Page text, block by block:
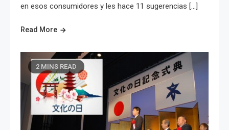
en esos consumidores y les hace 11 sugerencias […]
Read More
2 MINS READ